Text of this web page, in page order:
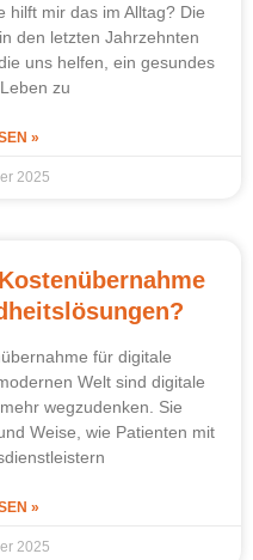
hilft mir das im Alltag? Die
den letzten Jahrzehnten
uns helfen, ein gesundes
zu
»
2025
für digitale
Welt sind digitale
wegzudenken. Sie
Weise, wie Patienten mit
»
2025